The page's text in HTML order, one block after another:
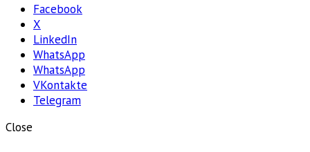
Facebook
X
LinkedIn
WhatsApp
WhatsApp
VKontakte
Telegram
Close